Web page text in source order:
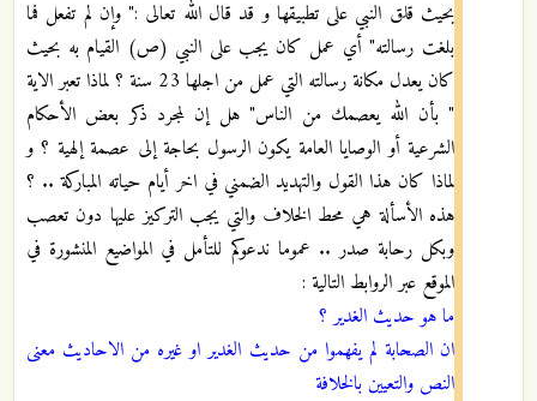
بحيث قلق النبي على تطبيقها و قد قال الله تعالى :" وإن لم تفعل فما
بلغت رسالته" أي عمل كان يجب على النبي (ص) القيام به بحيث
كان يعدل مكانة رسالته التي عمل من اجلها 23 سنة ؟ لماذا تعبر الاية
" بأن الله يعصمك من الناس" هل إن لمجرد ذكر بعض الأحكام
الشرعية أو الوصايا العامة يكون الرسول بحاجة إلى عصمة إلهية ؟ و
لماذا كان هذا القول والتهديد الضمني في اخر أيام حياته المباركة .. ؟
هذه الأسألة هي محط الخلاف والتي يجب التركيز عليها دون تعصب
وبكل رحابة صدر .. عموما ندعوكم للتأمل في المواضيع المنشورة في
الموقع عبر الروابط التالية :
ما هو حديث الغدير ؟
ان الصحابة لم يفهموا من حديث الغدير او غيره من الاحاديث معنى
النص والتعيين بالخلافة